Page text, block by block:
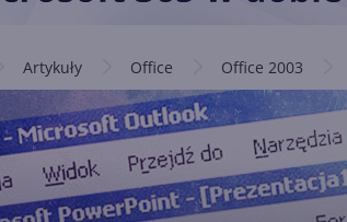
Artykuły Office Office 2003